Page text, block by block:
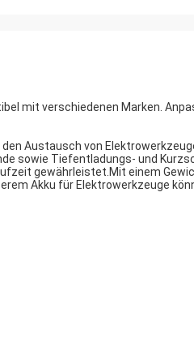
mit verschiedenen Marken.
Austausch von
sowie Tiefentladungs- und
gewährleistet.Mit einem
Akku für Elektrowerkzeuge